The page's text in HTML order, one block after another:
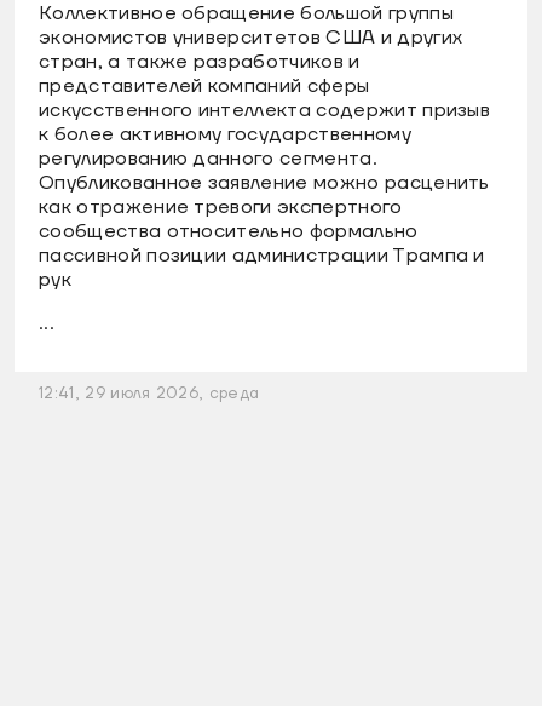
Коллективное обращение большой группы
экономистов университетов США и других
стран, а также разработчиков и
представителей компаний сферы
искусственного интеллекта содержит призыв
к более активному государственному
регулированию данного сегмента.
Опубликованное заявление можно расценить
как отражение тревоги экспертного
сообщества относительно формально
пассивной позиции администрации Трампа и
рук
...
12:41, 29 июля 2026, среда